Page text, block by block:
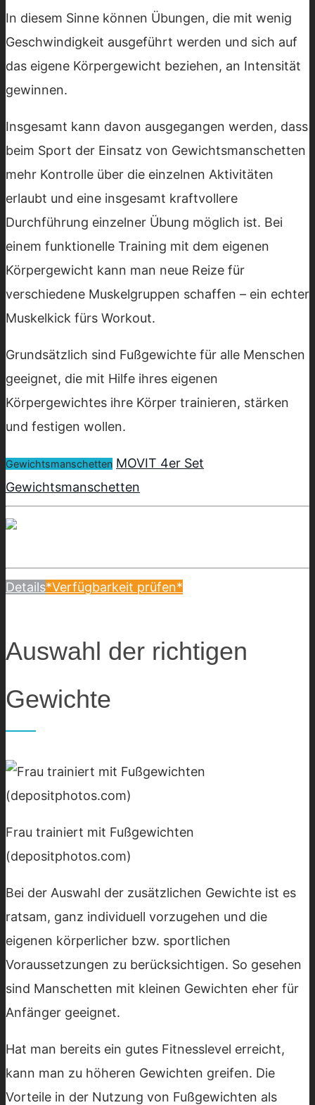
In diesem Sinne können Übungen, die mit wenig
Geschwindigkeit ausgeführt werden und sich auf
das eigene Körpergewicht beziehen, an Intensität
gewinnen.
Insgesamt kann davon ausgegangen werden, dass
beim Sport der Einsatz von Gewichtsmanschetten
mehr Kontrolle über die einzelnen Aktivitäten
erlaubt und eine insgesamt kraftvollere
Durchführung einzelner Übung möglich ist. Bei
einem funktionelle Training mit dem eigenen
Körpergewicht kann man neue Reize für
verschiedene Muskelgruppen schaffen – ein echter
Muskelkick fürs Workout.
Grundsätzlich sind Fußgewichte für alle Menschen
geeignet, die mit Hilfe ihres eigenen
Körpergewichtes ihre Körper trainieren, stärken
und festigen wollen.
Gewichtsmanschetten MOVIT 4er Set
Gewichtsmanschetten
Details*Verfügbarkeit prüfen*
Auswahl der richtigen
Gewichte
Frau trainiert mit Fußgewichten
(depositphotos.com)
Bei der Auswahl der zusätzlichen Gewichte ist es
ratsam, ganz individuell vorzugehen und die
eigenen körperlicher bzw. sportlichen
Voraussetzungen zu berücksichtigen. So gesehen
sind Manschetten mit kleinen Gewichten eher für
Anfänger geeignet.
Hat man bereits ein gutes Fitnesslevel erreicht,
kann man zu höheren Gewichten greifen. Die
Vorteile in der Nutzung von Fußgewichten als